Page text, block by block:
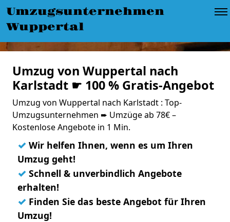
Umzugsunternehmen
Wuppertal
Umzug von Wuppertal nach
Karlstadt ☛ 100 % Gratis-Angebot
Umzug von Wuppertal nach Karlstadt : Top-
Umzugsunternehmen ➨ Umzüge ab 78€ –
Kostenlose Angebote in 1 Min.
✓ Wir helfen Ihnen, wenn es um Ihren
Umzug geht!
✓ Schnell & unverbindlich Angebote
erhalten!
✓ Finden Sie das beste Angebot für Ihren
Umzug!